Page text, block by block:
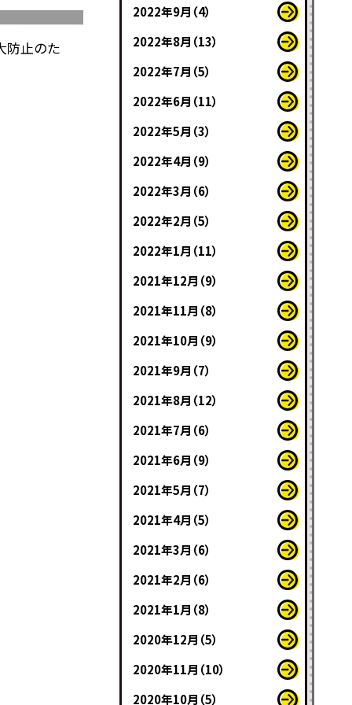
防止のた
2022年9月（4）
2022年8月（13）
2022年7月（5）
2022年6月（11）
2022年5月（3）
2022年4月（9）
2022年3月（6）
2022年2月（5）
2022年1月（11）
2021年12月（9）
2021年11月（8）
2021年10月（9）
2021年9月（7）
2021年8月（12）
2021年7月（6）
2021年6月（9）
2021年5月（7）
2021年4月（5）
2021年3月（6）
2021年2月（6）
2021年1月（8）
2020年12月（5）
2020年11月（10）
2020年10月（5）